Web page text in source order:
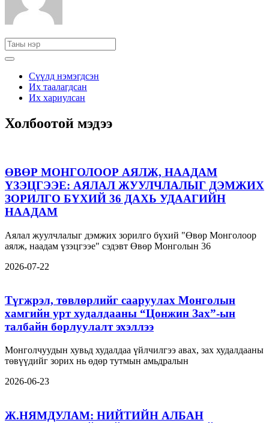
Сүүлд нэмэгдсэн
Их таалагдсан
Их хариулсан
Холбоотой мэдээ
ӨВӨР МОНГОЛООР АЯЛЖ, НААДАМ
ҮЗЭЦГЭЭЕ: АЯЛАЛ ЖУУЛЧЛАЛЫГ ДЭМЖИХ
ЗОРИЛГО БҮХИЙ 36 ДАХЬ УДААГИЙН
НААДАМ
Аялал жуулчлалыг дэмжих зорилго бүхий "Өвөр Монголоор
аялж, наадам үзэцгээе" сэдэвт Өвөр Монголын 36
2026-07-22
Түгжрэл, төвлөрлийг сааруулах Монголын
хамгийн урт худалдааны “Цонжин Зах”-ын
талбайн борлуулалт эхэллээ
Монголчуудын хувьд худалдаа үйлчилгээ авах, зах худалдааны
төвүүдийг зорих нь өдөр тутмын амьдралын
2026-06-23
Ж.НЯМДУЛАМ: НИЙТИЙН АЛБАН